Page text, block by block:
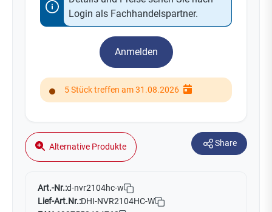
Login als Fachhandelspartner.
Anmelden
5 Stück treffen am 31.08.2026
Alternative Produkte Share
Art.-Nr.:d-nvr2104hc-w
Lief-Art.Nr.:DHI-NVR2104HC-W